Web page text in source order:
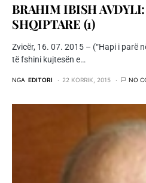
BRAHIM IBISH
SHQIPTARE (1)
Zvicër, 16. 07. 2015 – (“Hapi i parë
të fshini kujtesën e…
NGA EDITORI 22 KORRIK, 2015 NO